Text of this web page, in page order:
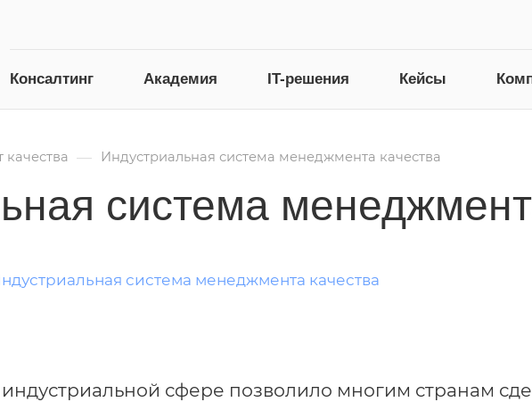
Консалтинг Академия IT-решения Кейсы
— Индустриальная система менеджмента качества
система
сфере позволило многим странам